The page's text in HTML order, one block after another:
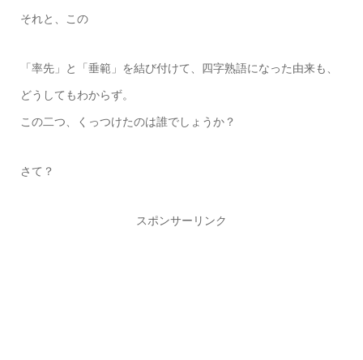
それと、この
「率先」と「垂範」を結び付けて、四字熟語になった由来も、
どうしてもわからず。
この二つ、くっつけたのは誰でしょうか？
さて？
スポンサーリンク